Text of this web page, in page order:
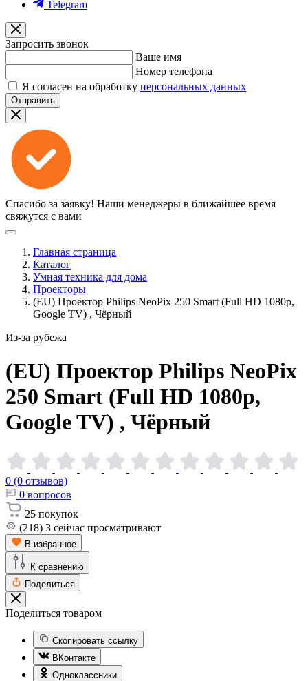
Telegram
Запросить звонок
Ваше имя
Номер телефона
Я согласен на обработку персональных данных
Отправить
Спасибо за заявку! Наши менеджеры в ближайшее время
свяжутся с вами
Главная страница
Каталог
Умная техника для дома
Проекторы
(EU) Проектор Philips NeoPix 250 Smart (Full HD 1080p,
Google TV) , Чёрный
Из-за рубежа
(EU) Проектор Philips NeoPix
250 Smart (Full HD 1080p,
Google TV) , Чёрный
0 (0 отзывов)
0 вопросов
25 покупок
(218) 3 сейчас просматривают
В избранное
К сравнению
Поделиться
Поделиться товаром
Скопировать ссылку
ВКонтакте
Одноклассники